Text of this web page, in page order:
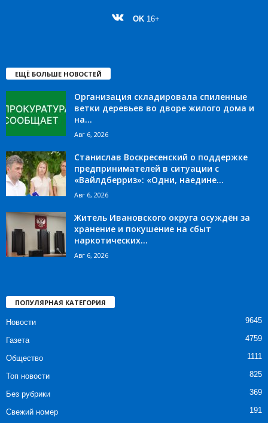
OK 16+
ЕЩЁ БОЛЬШЕ НОВОСТЕЙ
Организация складировала спиленные
ветки деревьев во дворе жилого дома и
на...
Авг 6, 2026
Станислав Воскресенский о поддержке
предпринимателей в ситуации с
«Вайлдберриз»: «Одни, наедине...
Авг 6, 2026
Житель Ивановского округа осуждён за
хранение и покушение на сбыт
наркотических...
Авг 6, 2026
ПОПУЛЯРНАЯ КАТЕГОРИЯ
Новости 9645
Газета 4759
Общество 1111
Топ новости 825
Без рубрики 369
Свежий номер 191